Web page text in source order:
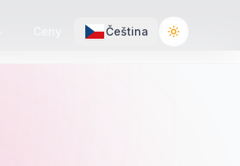
Čeština Toggle